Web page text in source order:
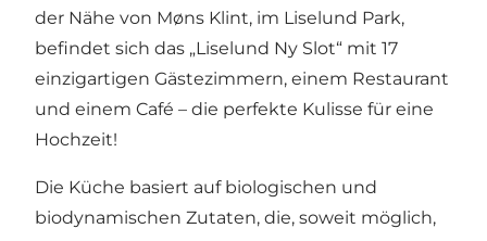
der Nähe von Møns Klint, im Liselund Park,
befindet sich das „Liselund Ny Slot“ mit 17
einzigartigen Gästezimmern, einem Restaurant
und einem Café – die perfekte Kulisse für eine
Hochzeit!
Die Küche basiert auf biologischen und
biodynamischen Zutaten, die, soweit möglich,